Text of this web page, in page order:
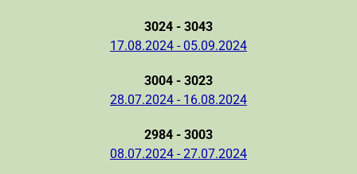
3024 - 3043
17.08.2024 - 05.09.2024
3004 - 3023
28.07.2024 - 16.08.2024
2984 - 3003
08.07.2024 - 27.07.2024